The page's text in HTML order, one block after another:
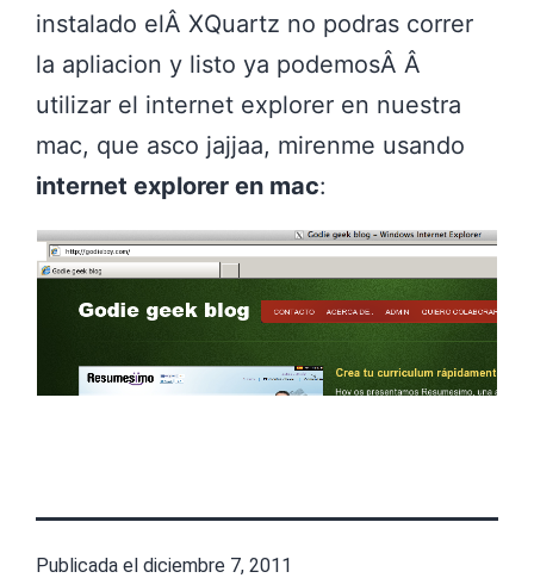
instalado elÂ XQuartz no podras correr
la apliacion y listo ya podemosÂ Â
utilizar el internet explorer en nuestra
mac, que asco jajjaa, mirenme usando
internet explorer en mac:
Publicada el diciembre 7, 2011